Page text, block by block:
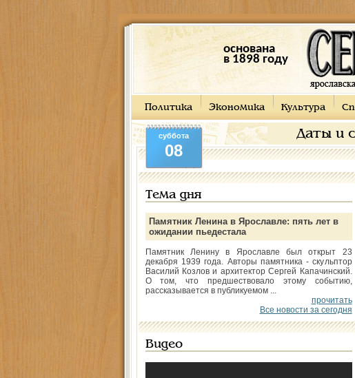
основана
в 1898 году
Политика Экономика Культура
Даты и
суббота
08
Тема дня
Памятник Ленина в Ярославле: пять лет в
ожидании пьедестала
Памятник Ленину в Ярославле был открыт 23
декабря 1939 года. Авторы памятника - скульптор
Василий Козлов и архитектор Сергей Капачинский.
О том, что предшествовало этому событию,
рассказывается в публикуемом ...
прочитать
Все новости за сегодня
Видео